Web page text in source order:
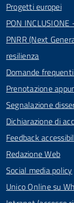
Progetti europei
PON
PNRR (Next
resilienza
Domande
Prenotazione
Segnalazione
Dichiarazione di
Feedback
Redazione Web
Social media policy
Unico Online su